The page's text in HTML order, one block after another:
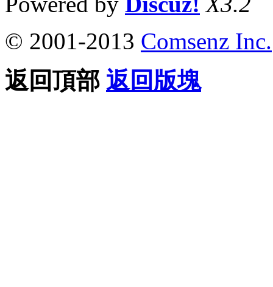
© 2001-2013 Comsenz Inc.
返回頂部 返回版塊